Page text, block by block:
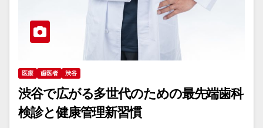
医療 歯医者 渋谷
渋谷で広がる多世代のための最先端歯科
検診と健康管理新習慣